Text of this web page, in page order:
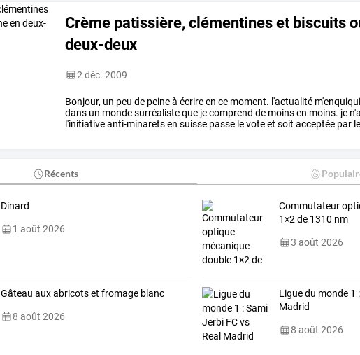
Crème patissière, clémentines et biscuits
deux-deux
2 déc. 2009
Bonjour, un peu de peineà écrireen ce moment. l'actualité
dans un mondesurréalisteque jecomprend de moinsen moins. je
l'initiativeanti-minaretsen suisse passe levoteet soit acceptée par le
Récents
Dinard
1 août 2026
Commutateur
1×2 de 1310 nm
3 août 2026
Gâteau aux abricots et fromage blanc
8 août 2026
Ligue du monde 1
Madrid
8 août 2026